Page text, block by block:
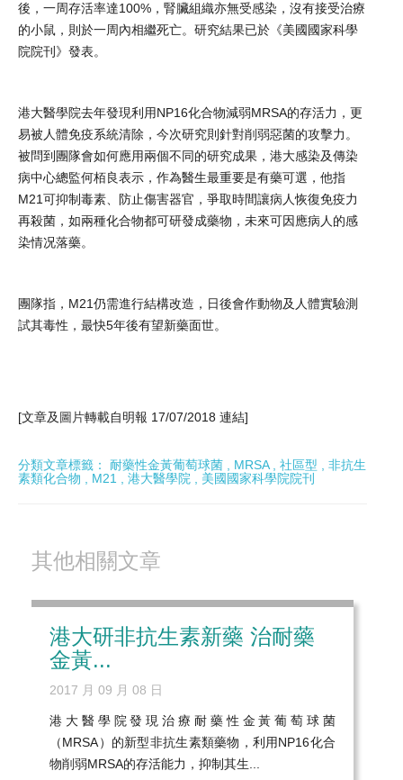
後，一周存活率達100%，腎臟組織亦無受感染，沒有接受治療
的小鼠，則於一周內相繼死亡。研究結果已於《美國國家科學
院院刊》發表。
港大醫學院去年發現利用NP16化合物減弱MRSA的存活力，更
易被人體免疫系統清除，今次研究則針對削弱惡菌的攻擊力。
被問到團隊會如何應用兩個不同的研究成果，港大感染及傳染
病中心總監何栢良表示，作為醫生最重要是有藥可選，他指
M21可抑制毒素、防止傷害器官，爭取時間讓病人恢復免疫力
再殺菌，如兩種化合物都可研發成藥物，未來可因應病人的感
染情况落藥。
團隊指，M21仍需進行結構改造，日後會作動物及人體實驗測
試其毒性，最快5年後有望新藥面世。
[文章及圖片轉載自明報 17/07/2018 連結]
分類文章標籤： 耐藥性金黃葡萄球菌 MRSA, 社區型
非抗生
素類化合物
M21 港大醫學院 美國國家科學院院刊
其他相關文章
港大研非抗生素新藥 治耐藥
金黃...
2017 月 09 月 08 日
港大醫學院發現治療耐藥性金黃葡萄球菌
（MRSA）的新型非抗生素類藥物，利用NP16化合
物削弱MRSA的存活能力，抑制其生...